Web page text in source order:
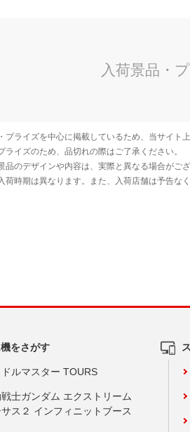
をさがす
ルマスター TOURS
士ガンダム エクストリーム
ス２ インフィニットブース